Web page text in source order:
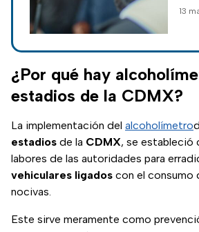
13
¿Por qué hay
estadios de la CDMX?
La implementación del alcoholímetro
estadios de la CDMX, se estableció
labores de las autoridades para
vehiculares ligados con el consumo
nocivas.
Este sirve meramente como